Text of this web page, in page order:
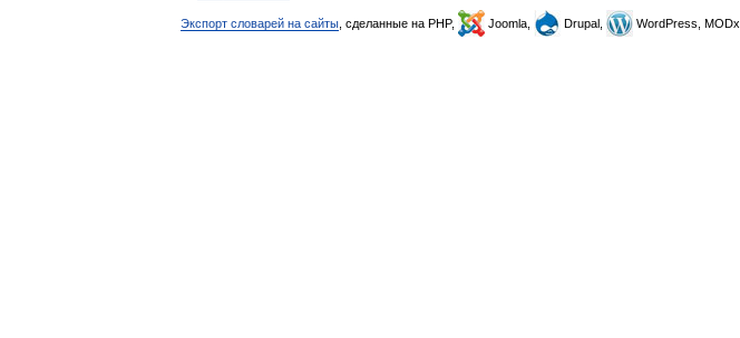
Экспорт словарей на сайты , сделанные на PHP, Joomla, Drupal, WordPress, MODx.